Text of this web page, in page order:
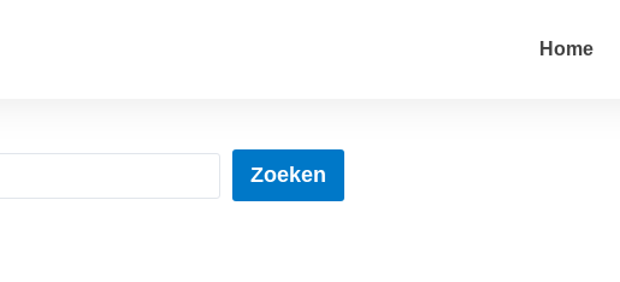
Home
Zoeken